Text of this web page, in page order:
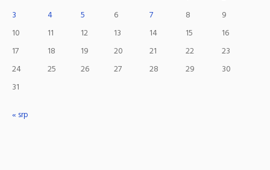
3
4 5 6 7 8
9
10
11 12 13 14 15
16
17
18 19 20 21 22
23
24
25 26 27 28 29
30
31
« srp